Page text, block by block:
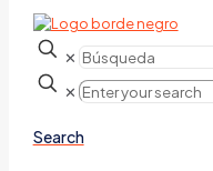
✕
✕
Search